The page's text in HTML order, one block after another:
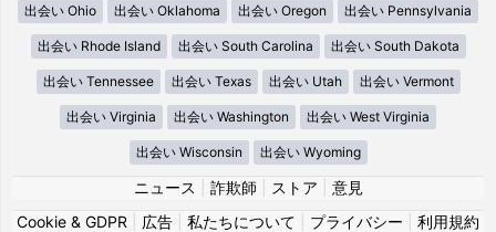
出会い Ohio 出会い Oklahoma 出会い Oregon 出会い Pennsylvania
出会い Rhode Island 出会い South Carolina 出会い South Dakota
出会い Tennessee 出会い Texas 出会い Utah 出会い Vermont
出会い Virginia 出会い Washington 出会い West Virginia
出会い Wisconsin 出会い Wyoming
ニュース 詐欺師 ストア
意見
Cookie & GDPR
広告 私たちについて プライバシー
利用規約